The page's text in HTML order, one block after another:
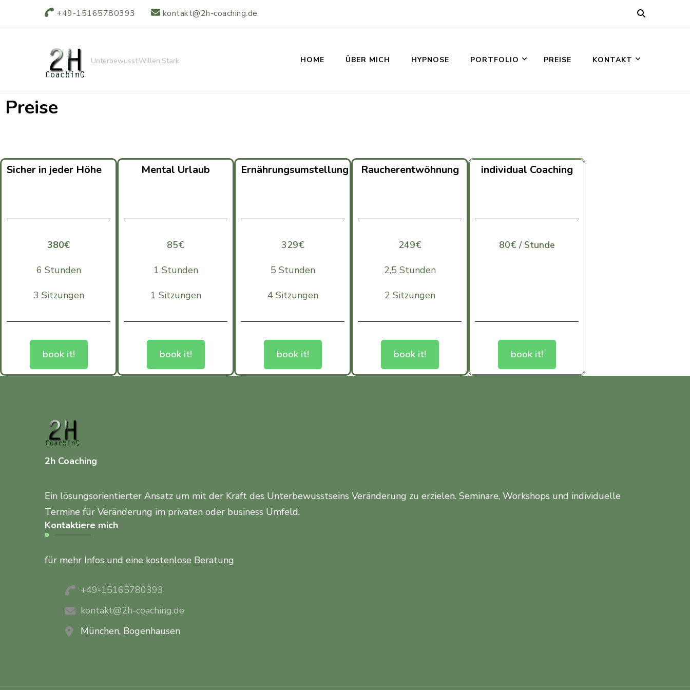
+49-15165780393 kontakt@2h-coaching.de
Unterbewusst.Willen.Stark HOME ÜBER MICH HYPNOSE PORTFOLIO PREISE KONTAKT
Preise
Sicher in jeder Höhe
380€
6 Stunden
3 Sitzungen
book it!
Mental Urlaub
85€
1 Stunden
1 Sitzungen
book it!
Ernährungsumstellung
329€
5 Stunden
4 Sitzungen
book it!
Raucherentwöhnung
249€
2,5 Stunden
2 Sitzungen
book it!
individual Coaching
80€ / Stunde
book it!
2h Coaching
Ein lösungsorientierter Ansatz um mit der Kraft des Unterbewusstseins Veränderung zu erzielen. Seminare, Workshops und individuelle
Termine für Veränderung im privaten oder business Umfeld.
Kontaktiere mich
für mehr Infos und eine kostenlose Beratung
+49-15165780393
kontakt@2h-coaching.de
München, Bogenhausen